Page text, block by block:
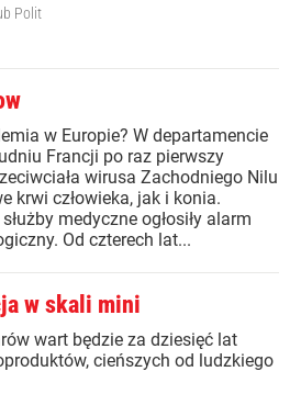
Polit
w Europie? W departamencie
Francji po raz pierwszy
wirusa Zachodniego Nilu
krwi człowieka, jak i konia.
medyczne ogłosiły alarm
Od czterech lat...
w skali mini
wart będzie za dziesięć lat
cieńszych od ludzkiego